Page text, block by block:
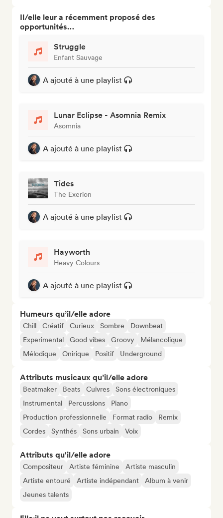
Il/elle leur a récemment proposé des
opportunités…
Struggle
Enfant Sauvage
A ajouté à une playlist
Lunar Eclipse - Asomnia Remix
Asomnia
A ajouté à une playlist
Tides
The Exerion
A ajouté à une playlist
Hayworth
Heavy Colours
A ajouté à une playlist
Humeurs qu’il/elle adore
Chill Créatif Curieux Sombre
Downbeat
Experimental
Good vibes Groovy
Mélancolique
Mélodique
Onirique Positif Underground
Attributs musicaux qu’il/elle adore
Beatmaker Beats Cuivres
Sons électroniques
Instrumental
Percussions
Piano
Production professionnelle
Format radio
Remix
Cordes
Synthés Sons urbain Voix
Attributs qu'il/elle adore
Compositeur Artiste féminine
Artiste masculin
Artiste entouré
Artiste indépendant
Album à venir
Jeunes talents